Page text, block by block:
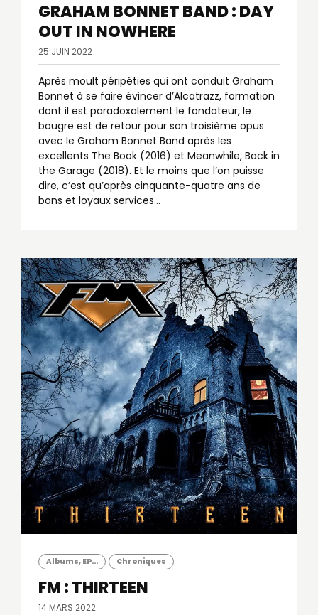
GRAHAM BONNET BAND : DAY
OUT IN NOWHERE
25 JUIN 2022
Après moult péripéties qui ont conduit Graham
Bonnet à se faire évincer d’Alcatrazz, formation
dont il est paradoxalement le fondateur, le
bougre est de retour pour son troisième opus
avec le Graham Bonnet Band après les
excellents The Book (2016) et Meanwhile, Back in
the Garage (2018). Et le moins que l’on puisse
dire, c’est qu’après cinquante-quatre ans de
bons et loyaux services...
Albums, EP... Chroniques
FM : THIRTEEN
14 MARS 2022